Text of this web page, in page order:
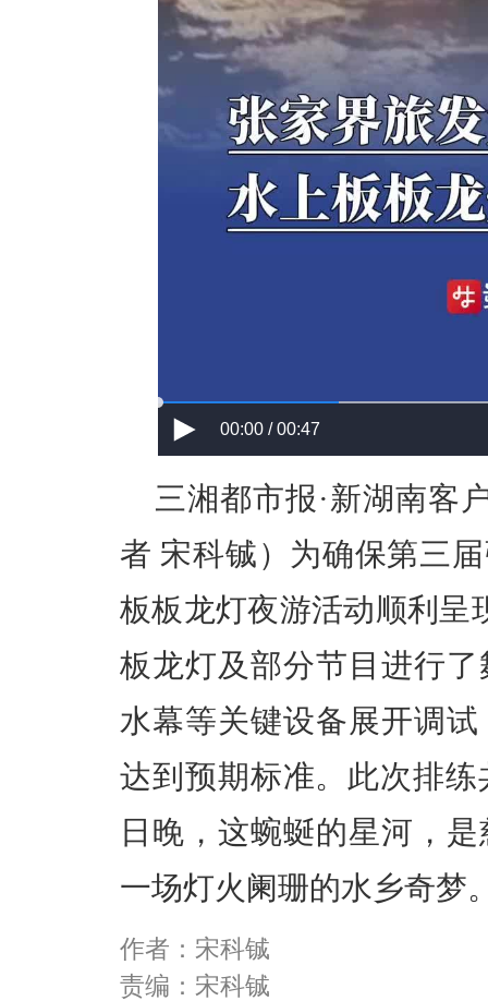
00:00 / 00:47
三湘都市报·新湖南客
者 宋科铖）为确保第三
板板龙灯夜游活动顺利呈
板龙灯及部分节目进行
水幕等关键设备展开调
达到预期标准。此次排
日晚，这蜿蜒的星河，
一场灯火阑珊的水乡奇梦
作者：宋科铖
责编：宋科铖